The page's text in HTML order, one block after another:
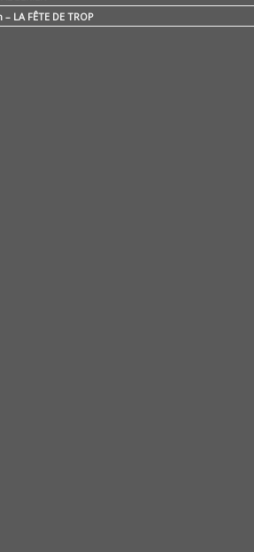
LA FÊTE DE TROP